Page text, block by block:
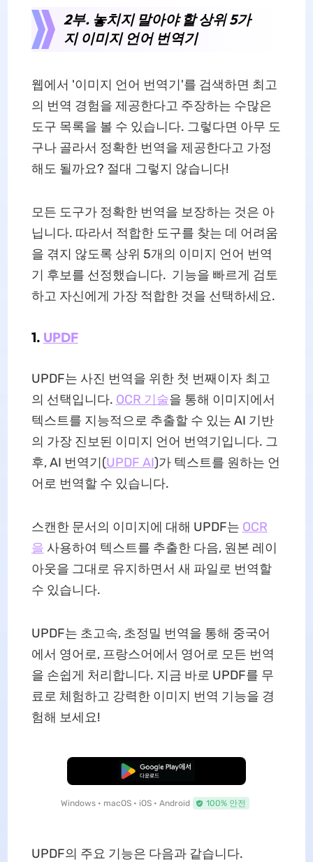
2부. 놓치지 말아야 할 상위 5가
지 이미지 언어 번역기
웹에서 '이미지 언어 번역기'를 검색하면 최고
의 번역 경험을 제공한다고 주장하는 수많은
도구 목록을 볼 수 있습니다. 그렇다면 아무 도
구나 골라서 정확한 번역을 제공한다고 가정
해도 될까요? 절대 그렇지 않습니다!
모든 도구가 정확한 번역을 보장하는 것은 아
닙니다. 따라서 적합한 도구를 찾는 데 어려움
을 겪지 않도록 상위 5개의 이미지 언어 번역
기 후보를 선정했습니다. 기능을 빠르게 검토
하고 자신에게 가장 적합한 것을 선택하세요.
1. UPDF
UPDF는 사진 번역을 위한 첫 번째이자 최고
의 선택입니다. OCR 기술을 통해 이미지에서
텍스트를 지능적으로 추출할 수 있는 AI 기반
의 가장 진보된 이미지 언어 번역기입니다. 그
후, AI 번역기(UPDF AI)가 텍스트를 원하는 언
어로 번역할 수 있습니다.
스캔한 문서의 이미지에 대해 UPDF는 OCR
을 사용하여 텍스트를 추출한 다음, 원본 레이
아웃을 그대로 유지하면서 새 파일로 번역할
수 있습니다.
UPDF는 초고속, 초정밀 번역을 통해 중국어
에서 영어로, 프랑스어에서 영어로 모든 번역
을 손쉽게 처리합니다. 지금 바로 UPDF를 무
료로 체험하고 강력한 이미지 번역 기능을 경
험해 보세요!
무료로 다운로드
Windows • macOS • iOS • Android 100% 안전
UPDF의 주요 기능은 다음과 같습니다.